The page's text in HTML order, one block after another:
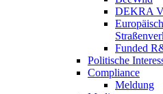
DEKRA
Funded
Politische
Compliance
Meldung